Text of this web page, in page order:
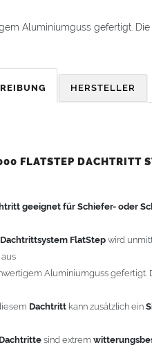
Aluminiumguss gefertigt.
sind extrem
Aufbau notwendigenEPDM-
0-60° einstellbar
zu erfolgen.
HERSTELLER
FLATSTEP DACHTRITT
geeignet für Schiefer- oder
Dachtrittsystem FlatStep wird
Aluminiumguss gefertigt.
Dachtritt kann zusätzlich ein
Dachtritte sind extrem